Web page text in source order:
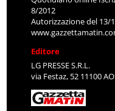
8/2012
Autorizzazione del 13/
Editore
LG PRESSE S.R.L.
via Festaz, 52 11100